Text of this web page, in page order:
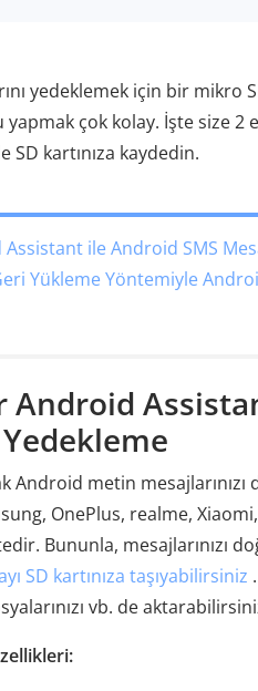
yedeklemek için bir mikro
yapmak çok kolay. İşte size
SD kartınıza kaydedin.
ile Android SMS
Yükleme Yöntemiyle
Android metin
OnePlus, realme,
Bununla, mesajlarınızı
SD kartınıza taşıyabilirsiniz
vb. de